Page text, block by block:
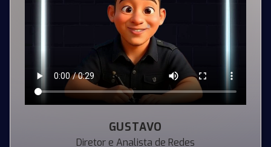
GUSTAVO
Diretor e Analista de Redes